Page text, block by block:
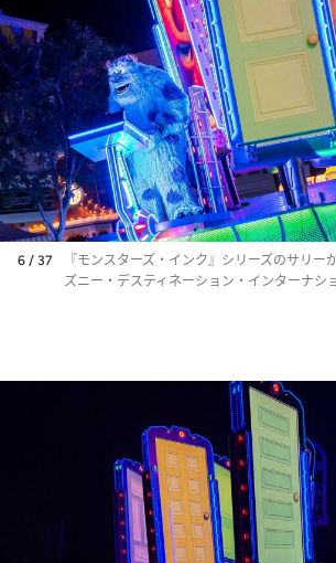
6 / 37
『モンスターズ・インク』シリーズのサリー
ズニー・デスティネーション・インターナシ